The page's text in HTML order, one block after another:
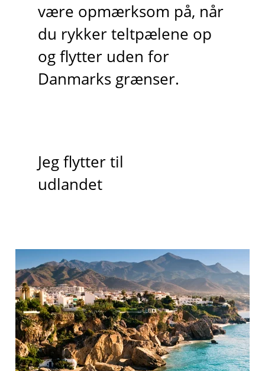
være opmærksom på, når
du rykker teltpælene op
og flytter uden for
Danmarks grænser.
Jeg flytter til
udlandet